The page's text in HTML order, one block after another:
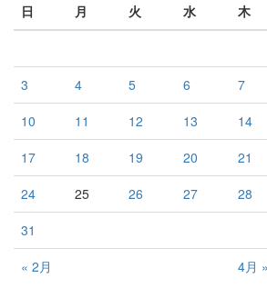
日
月 火 水 木
« 2月 4月 »
3
4 5 6 7
10
11 12 13 14
17
18 19 20 21
24
25 26 27 28
31